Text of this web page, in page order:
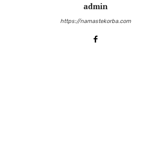
admin
https://namastekorba.com